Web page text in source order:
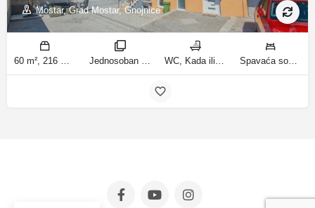
Mostar, Grad Mostar, Gnojnice
60 m², 216 m² m2 Jednosoban stan sa vrtom, Apartman sa 4 sobe sobe WC, Kada ili tuš kupatila Spavaća soba 1: 1 veliki bračni krevet | Dnevni boravak: 1 kauč na razvlačenje | Spavaća soba 1: 1 bračni krevet | Spavaća soba 2: 1 bračni krevet | Spavaća soba 3: 1 bračni krevet | Spavaća soba 4: 1 krevet za jednu osobu ležaja